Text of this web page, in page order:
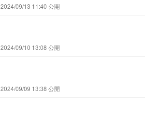
2024/09/13 11:40 公開
2024/09/10 13:08 公開
2024/09/09 13:38 公開